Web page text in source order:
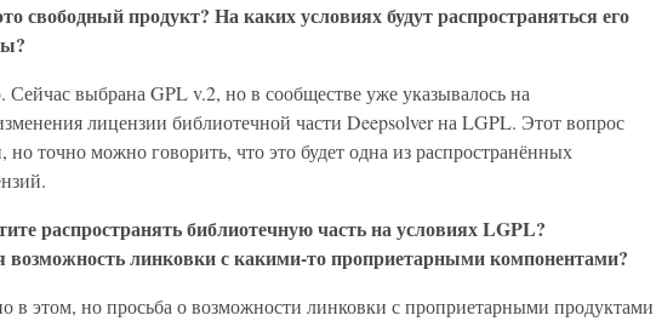
свободный продукт? На каких условиях будут распространяться его
Сейчас выбрана GPL v.2, но в сообществе уже указывалось на
лицензии библиотечной части Deepsolver на LGPL. Этот вопрос
но точно можно говорить, что это будет одна из распространённых
распространять библиотечную часть на условиях LGPL?
возможность линковки с какими-то проприетарными компонентами?
в этом, но просьба о возможности линковки с проприетарными продуктами